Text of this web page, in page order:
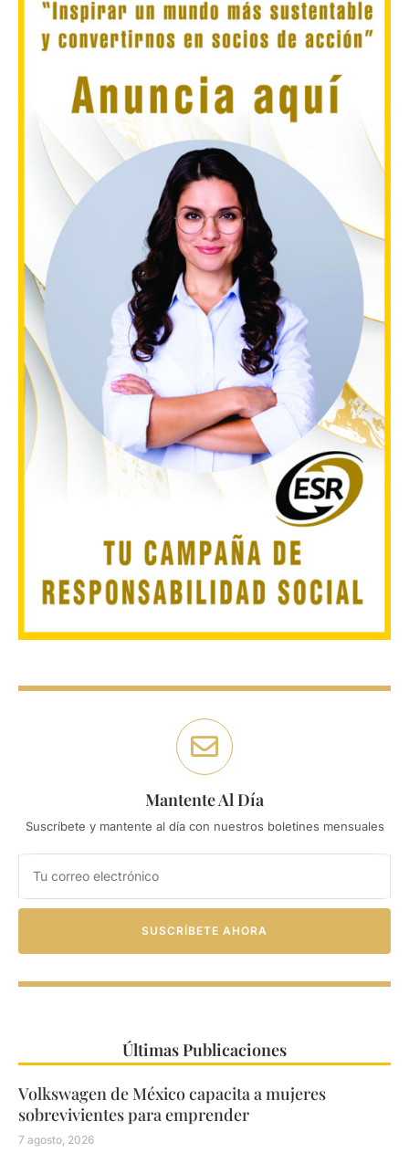
Mantente Al Día
Suscríbete y mantente al día con nuestros boletines mensuales
SUSCRÍBETE AHORA
Últimas Publicaciones
Volkswagen de México capacita a mujeres
sobrevivientes para emprender
7 agosto, 2026